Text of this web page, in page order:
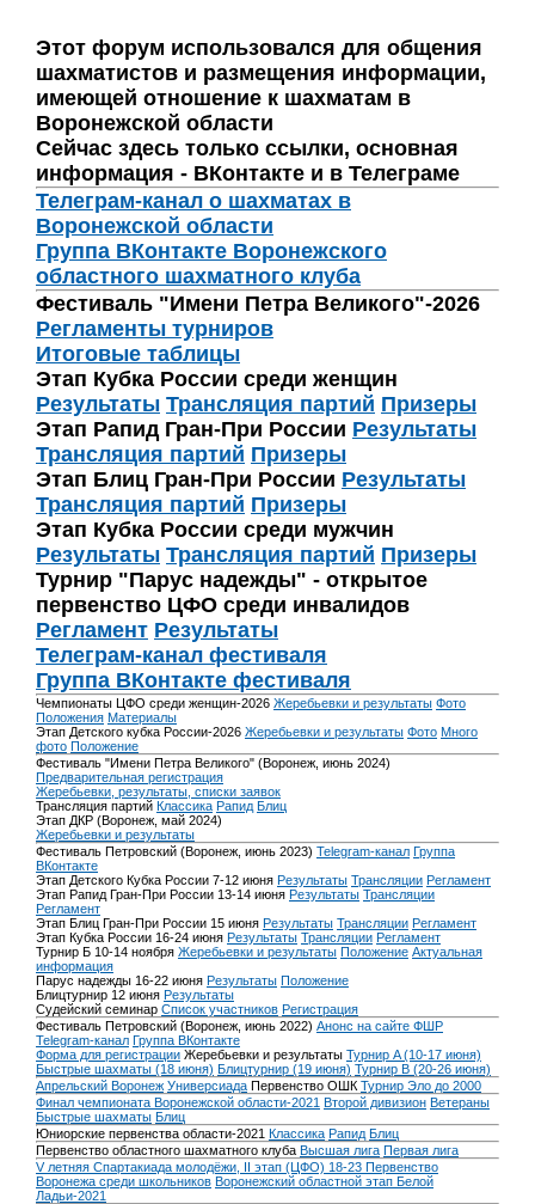
Этот форум использовался для общения
шахматистов и размещения информации,
имеющей отношение к шахматам в
Воронежской области
Сейчас здесь только ссылки, основная
информация - ВКонтакте и в Телеграме
Телеграм-канал о шахматах в
Воронежской области
Группа ВКонтакте Воронежского
областного шахматного клуба
Фестиваль "Имени Петра Великого"-2026
Регламенты турниров
Итоговые таблицы
Этап Кубка России среди женщин
Результаты Трансляция партий Призеры
Этап Рапид Гран-При России Результаты
Трансляция партий Призеры
Этап Блиц Гран-При России Результаты
Трансляция партий Призеры
Этап Кубка России среди мужчин
Результаты Трансляция партий Призеры
Турнир "Парус надежды" - открытое
первенство ЦФО среди инвалидов
Регламент Результаты
Телеграм-канал фестиваля
Группа ВКонтакте фестиваля
Чемпионаты ЦФО среди женщин-2026 Жеребьевки и результаты Фото
Положения Материалы
Этап Детского кубка России-2026 Жеребьевки и результаты Фото Много
фото Положение
Фестиваль "Имени Петра Великого" (Воронеж, июнь 2024)
Предварительная регистрация
Жеребьевки, результаты, списки заявок
Трансляция партий Классика Рапид Блиц
Этап ДКР (Воронеж, май 2024)
Жеребьевки и результаты
Фестиваль Петровский (Воронеж, июнь 2023) Telegram-канал Группа
ВКонтакте
Этап Детского Кубка России 7-12 июня Результаты Трансляции Регламент
Этап Рапид Гран-При России 13-14 июня Результаты Трансляции
Регламент
Этап Блиц Гран-При России 15 июня Результаты Трансляции Регламент
Этап Кубка России 16-24 июня Результаты Трансляции Регламент
Турнир Б 10-14 ноября Жеребьевки и результаты Положение Актуальная
информация
Парус надежды 16-22 июня Результаты Положение
Блицтурнир 12 июня Результаты
Судейский семинар Список участников Регистрация
Фестиваль Петровский (Воронеж, июнь 2022) Анонс на сайте ФШР
Telegram-канал Группа ВКонтакте
Форма для регистрации Жеребьевки и результаты Турнир A (10-17 июня)
Быстрые шахматы (18 июня) Блицтурнир (19 июня) Турнир B (20-26 июня)
Апрельский Воронеж Универсиада Первенство ОШК Турнир Эло до 2000
Финал чемпионата Воронежской области-2021 Второй дивизион Ветераны
Быстрые шахматы Блиц
Юниорские первенства области-2021 Классика Рапид Блиц
Первенство областного шахматного клуба Высшая лига Первая лига
V летняя Спартакиада молодёжи, II этап (ЦФО) 18-23 Первенство
Воронежа среди школьников Воронежский областной этап Белой
Ладьи-2021